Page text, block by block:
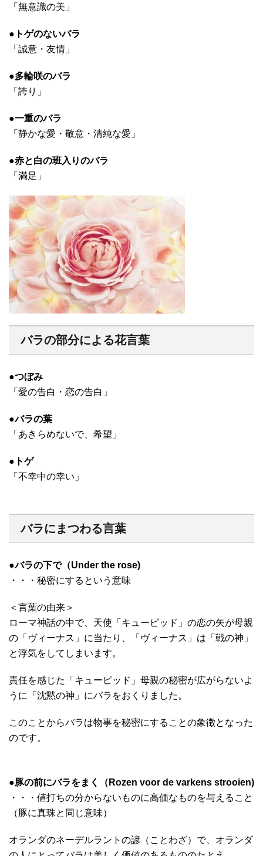
「無意識の美」
●トゲのないバラ
「誠意・友情」
●多輪咲のバラ
「誇り」
●一重のバラ
「静かな愛・敬意・清純な愛」
●赤と白の班入りのバラ
「満足」
バラの部分による花言葉
●つぼみ
「愛の告白・恋の告白」
●バラの葉
「あきらめないで、希望」
●トゲ
「不幸中の幸い」
バラにまつわる言葉
●バラの下で（Under the rose)
・・・秘密にするという意味
＜言葉の由来＞
ローマ神話の中で、天使「キューピッド」の恋の矢が母親
の「ヴィーナス」に当たり、「ヴィーナス」は「戦の神」
と浮気をしてしまいます。
責任を感じた「キューピッド」母親の秘密が広がらないよ
うに「沈黙の神」にバラをおくりました。
このことからバラは物事を秘密にすることの象徴となった
のです。
●豚の前にバラをまく（Rozen voor de varkens strooien)
・・・値打ちの分からないものに高価なものを与えること
（豚に真珠と同じ意味）
オランダのネーデルラントの諺（ことわざ）で、オランダ